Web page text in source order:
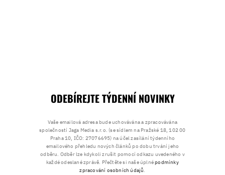
ODEBÍREJTE TÝDENNÍ NOVINKY
Vaše emailová adresa bude uchovávána a zpracovávána
společností Jaga Media s.r.o. (se sídlem na Pražské 18, 102 00
Praha 10, IČO: 27076695) na účel zasílání týdenního
emailového přehledu nových článků po dobu trvání jeho
odběru. Odběr lze kdykoli zrušit pomocí odkazu uvedeného v
každé odeslané zprávě. Přečtěte si naše úplnépodmínky
zpracování osobních údajů